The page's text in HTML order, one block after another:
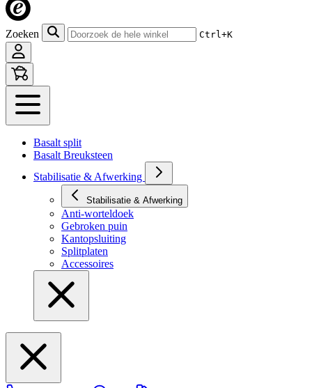
Zoeken Ctrl+K
Basalt split
Basalt Breuksteen
Stabilisatie & Afwerking
Stabilisatie & Afwerking
Anti-worteldoek
Gebroken puin
Kantopsluiting
Splitplaten
Accessoires